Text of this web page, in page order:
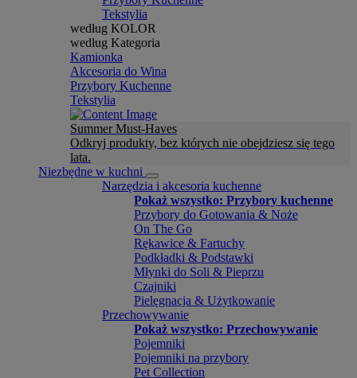
Tekstylia
według KOLOR
według Kategoria
Kamionka
Akcesoria do Wina
Przybory Kuchenne
Tekstylia
Summer Must-Haves
Odkryj produkty, bez których nie obejdziesz się tego
lata.
Niezbędne w kuchni
Narzędzia i akcesoria kuchenne
Pokaż wszystko: Przybory kuchenne
Przybory do Gotowania & Noże
On The Go
Rękawice & Fartuchy
Podkładki & Podstawki
Młynki do Soli & Pieprzu
Czajniki
Pielęgnacja & Użytkowanie
Przechowywanie
Pokaż wszystko: Przechowywanie
Pojemniki
Pojemniki na przybory
Pet Collection